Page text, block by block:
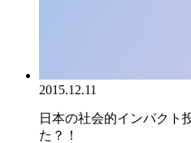
2015.12.11
日本の社会的インパクト
た？！